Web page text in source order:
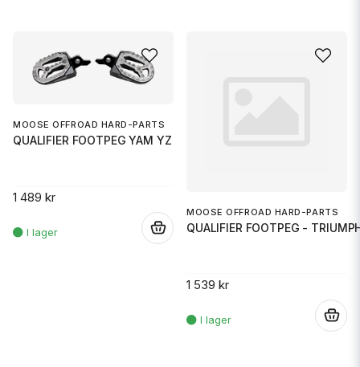
MOOSE OFFROAD HARD-PARTS
QUALIFIER FOOTPEG YAM YZ
1 489 kr
MOOSE OFFROAD HARD-PARTS
QUALIFIER FOOTPEG -
1 539 kr